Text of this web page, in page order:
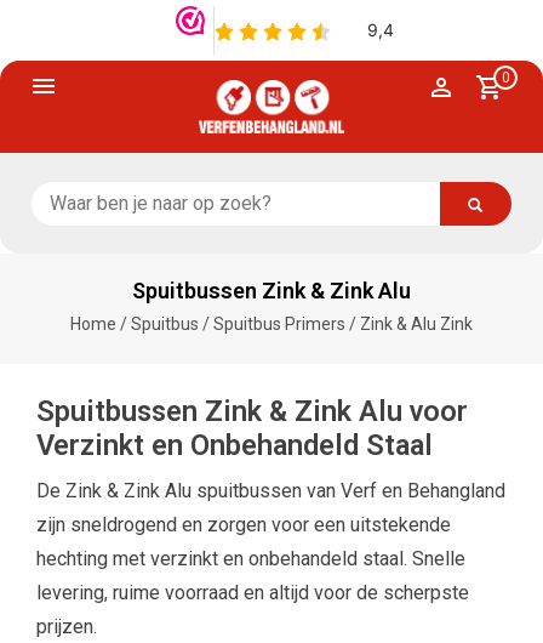
0
Spuitbussen Zink & Zink Alu
Home /Spuitbus /Spuitbus Primers / Zink & Alu Zink
Spuitbussen Zink & Zink Alu voor
Verzinkt en Onbehandeld Staal
De Zink & Zink Alu spuitbussen van Verf en Behangland
zijn sneldrogend en zorgen voor een uitstekende
hechting met verzinkt en onbehandeld staal. Snelle
levering, ruime voorraad en altijd voor de scherpste
prijzen.